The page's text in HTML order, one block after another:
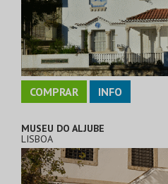
COMPRAR INFO
MUSEU DO ALJUBE
LISBOA